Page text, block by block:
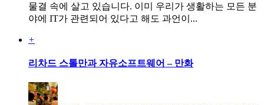
물결 속에 살고 있습니다. 이미 우리가 생활하는 모든 분
야에 IT가 관련되어 있다고 해도 과언이...
+
리차드 스톨만과 자유소프트웨어 – 만화